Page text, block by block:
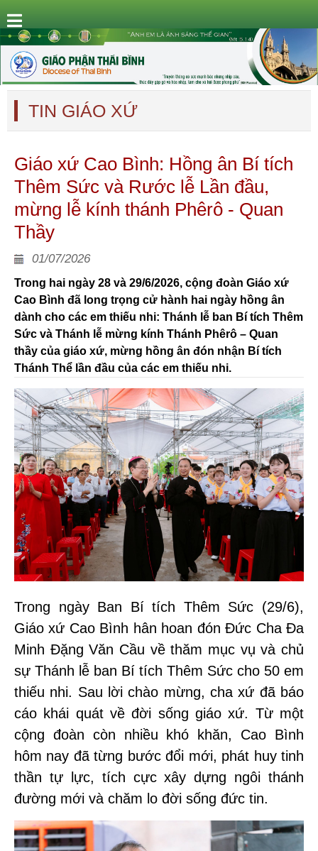
TIN GIÁO XỨ
Giáo xứ Cao Bình: Hồng ân Bí tích
Thêm Sức và Rước lễ Lần đầu,
mừng lễ kính thánh Phêrô - Quan
Thầy
01/07/2026
Trong hai ngày 28 và 29/6/2026, cộng đoàn Giáo xứ
Cao Bình đã long trọng cử hành hai ngày hồng ân
dành cho các em thiếu nhi: Thánh lễ ban Bí tích Thêm
Sức và Thánh lễ mừng kính Thánh Phêrô – Quan
thầy của giáo xứ, mừng hồng ân đón nhận Bí tích
Thánh Thể lần đầu của các em thiếu nhi.
Trong ngày Ban Bí tích Thêm Sức (29/6),
Giáo xứ Cao Bình hân hoan đónĐức Cha Đa
Minh Đặng Văn Cầu về thăm mục vụ và chủ
sự Thánh lễ ban Bí tích Thêm Sức cho 50 em
thiếu nhi. Sau lời chào mừng, cha xứ đã báo
cáo khái quát về đời sống giáo xứ. Từ một
cộng đoàn còn nhiều khó khăn, Cao Bình
hôm nay đã từng bước đổi mới, phát huy tinh
thần tự lực, tích cực xây dựng ngôi thánh
đường mới và chăm lo đời sống đức tin.